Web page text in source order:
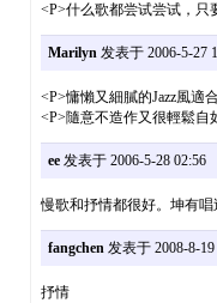
<P>什么歌都尝试尝试，只
Marilyn发表于 2006-5-27
<P>慵懶又細膩的Jazz風適
<P>隨意不造作又很輕鬆自
ee发表于 2006-5-28 02:56
慢歌和抒情都很好。坤有唱
fangchen发表于 2008-8-19
抒情